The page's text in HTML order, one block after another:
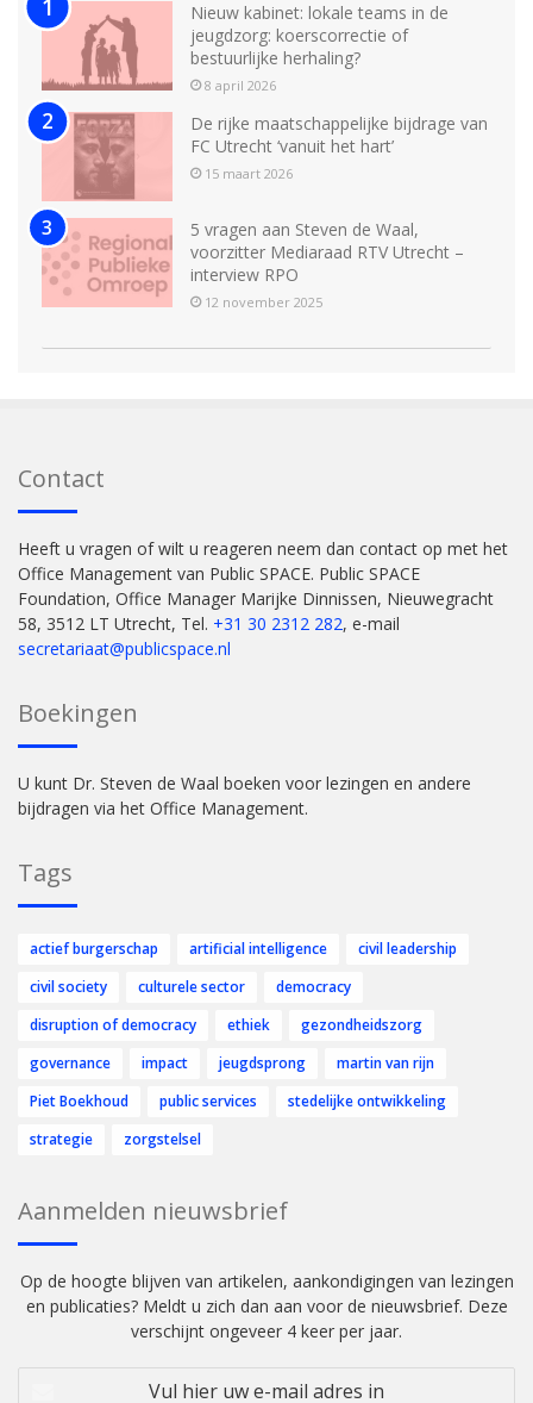
Nieuw kabinet: lokale teams in de
jeugdzorg: koerscorrectie of
bestuurlijke herhaling?
8 april 2026
De rijke maatschappelijke bijdrage van
FC Utrecht ‘vanuit het hart’
15 maart 2026
5 vragen aan Steven de Waal,
voorzitter Mediaraad RTV Utrecht –
interview RPO
12 november 2025
Contact
Heeft u vragen of wilt u reageren neem dan contact op met het
Office Management van Public SPACE. Public SPACE
Foundation, Office Manager Marijke Dinnissen, Nieuwegracht
58, 3512 LT Utrecht, Tel. +31 30 2312 282, e-mail
secretariaat@publicspace.nl
Boekingen
U kunt Dr. Steven de Waal boeken voor lezingen en andere
bijdragen via het Office Management.
Tags
actief burgerschap artificial intelligence
civil leadership
civil society
culturele sector
democracy
disruption of democracy
ethiek
gezondheidszorg
governance
impact jeugdsprong
martin van rijn
Piet Boekhoud
public services
stedelijke ontwikkeling
strategie
zorgstelsel
Aanmelden nieuwsbrief
Op de hoogte blijven van artikelen, aankondigingen van lezingen
en publicaties? Meldt u zich dan aan voor de nieuwsbrief. Deze
verschijnt ongeveer 4 keer per jaar.